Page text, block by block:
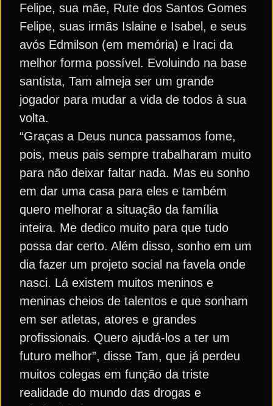
Felipe, sua mãe, Rute dos Santos Gomes
Felipe, suas irmãs Islaine e Isabel, e seus
avós Edmilson (em memória) e Iraci da
melhor forma possível. Evoluindo na base
santista, Tam almeja ser um grande
jogador para mudar a vida de todos à sua
volta.
“Graças a Deus nunca passamos fome,
pois, meus pais sempre trabalharam muito
para não deixar faltar nada. Mas eu sonho
em dar uma casa para eles e também
quero melhorar a situação da família
inteira. Me dedico muito para que tudo
possa dar certo. Além disso, sonho em um
dia fazer um projeto social na favela onde
nasci. Lá existem muitos meninos e
meninas cheios de talentos e que sonham
em ser atletas, atores e grandes
profissionais. Quero ajudá-los a ter um
futuro melhor”, disse Tam, que já perdeu
muitos colegas em função da triste
realidade do mundo das drogas e